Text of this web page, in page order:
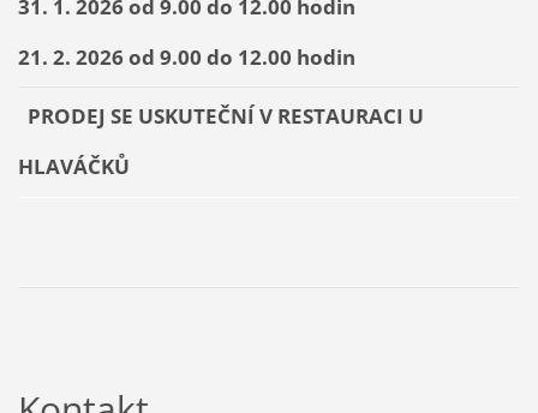
21. 2. 2026 od 9.00 do 12.00 hodin
PRODEJ SE USKUTEČNÍ V RESTAURACI U
HLAVÁČKŮ